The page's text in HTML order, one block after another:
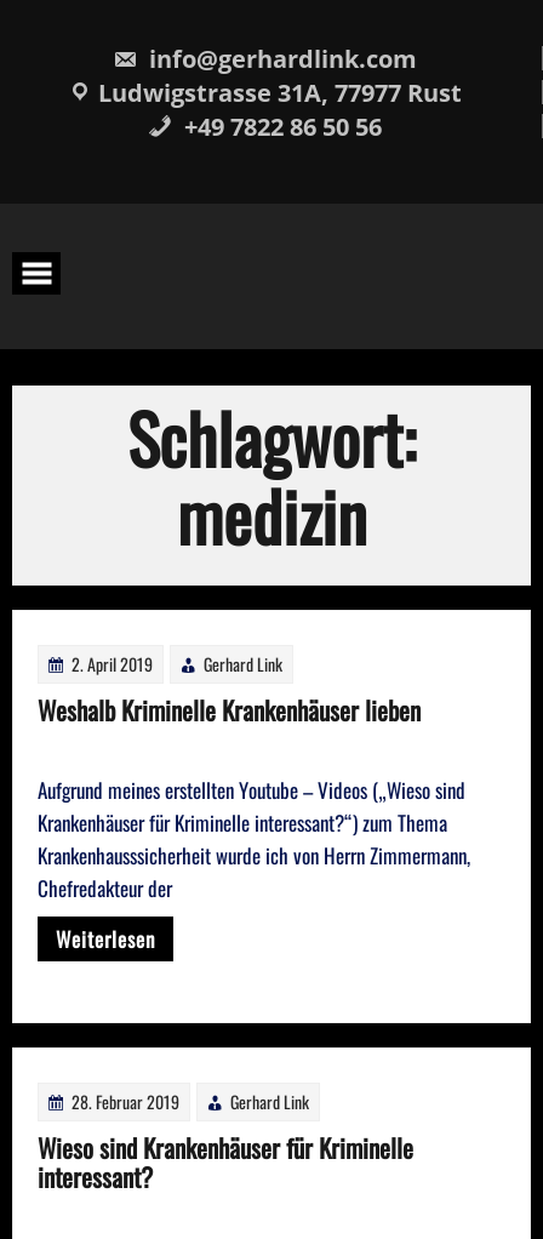
info@gerhardlink.com
Ludwigstrasse 31A, 77977 Rust
+49 7822 86 50 56
Schlagwort:
medizin
2. April 2019 Gerhard Link
Weshalb Kriminelle Krankenhäuser lieben
Aufgrund meines erstellten Youtube – Videos („Wieso sind
Krankenhäuser für Kriminelle interessant?“) zum Thema
Krankenhausssicherheit wurde ich von Herrn Zimmermann,
Chefredakteur der
Weiterlesen
28. Februar 2019 Gerhard Link
Wieso sind Krankenhäuser für Kriminelle
interessant?